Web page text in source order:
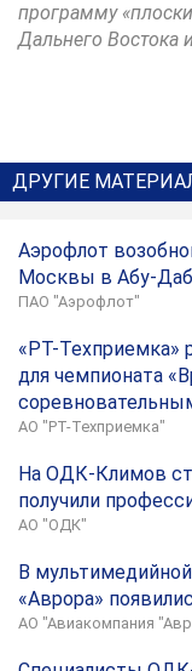
программу
Дальнего Востока
ДРУГИЕ
Аэрофлот
Москвы в Абу-
ПАО "Аэрофлот"
«РТ-Техприемка»
для чемпионата
АО "РТ-Техприемка"
На ОДК-Климов
получили
АО "ОДК"
В
«Аврора»
АО "Авиакомпания